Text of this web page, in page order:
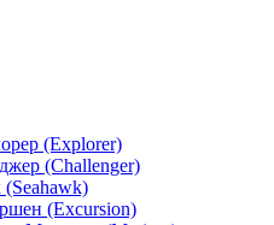
(Explorer)
(Challenger)
(Excursion)